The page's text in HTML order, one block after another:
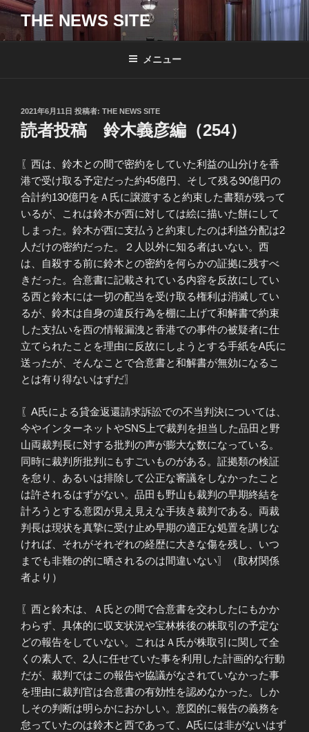
コ
テ
THE NEWS SITE
メニュー
投
稿
日:
2021年6月11日 投稿者: THE NEWS SITE
読者投稿 鈴木義彦編（254）
〖西は、鈴木との間で密約をしていた利益の山分けを香
港で受け取る予定だった約45億円、そして残る90億円の
合計約130億円をＡ氏に譲渡すると約束した書類が残って
いるが、これは鈴木が西に対しては絵に描いた餅にして
しまった。鈴木が西に支払うと約束したのは利益分配は2
人だけの密約だった。２人以外に知る者はいない。西
は、自殺する前に鈴木との密約を何らかの証拠に残すべ
きだった。合意書に記載されている内容を反故にしてい
る西と鈴木には一切の配当を受け取る権利は消滅してい
るが、鈴木は自身の違反行為を棚に上げて和解書で約束
した支払いを西の情報漏洩と香港での事件の被疑者に仕
立てられたことを理由に反故にしようとする手紙をA氏に
送ったが、そんなことで合意書と和解書が無効になるこ
とは有り得ないはずだ〗
〖A氏による貸金返還請求訴訟での不当判決については、
今やインターネットやSNS上で裁判を担当した品田と野
山両裁判長に対する批判の声が膨大な数になっている。
同時に裁判所批判にもすごいものがある。証拠類の検証
を怠り、あるいは排除して公正な審議をしなかったこと
は許されるはずがない。品田も野山も裁判の早期終結を
計ろうとする意図が見え見えな手抜き裁判である。両裁
判長は現状を真摯に受け止め早期の適正な処置を講じな
ければ、それがそれぞれの経歴に大きな傷を残し、いつ
までも非難の的に晒されるのは間違いない〗（取材関係
者より）
〖西と鈴木は、Ａ氏との間で合意書を交わしたにもかか
わらず、具体的に収支状況や宝林株後の株取引の予定な
どの報告をしていない。これはＡ氏が株取引に関して全
くの素人で、2人に任せていた事を利用した計画的な行動
だが、裁判ではこの報告や協議がなされていなかった事
を理由に裁判官は合意書の有効性を認めなかった。しか
しその判断は明らかにおかしい。意図的に報告の義務を
怠っていたのは鈴木と西であって、A氏には非がないはず